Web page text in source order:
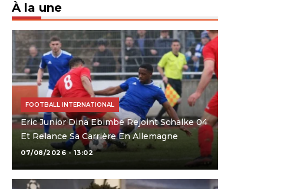
À la une
FOOTBALL INTERNATIONAL
Eric Junior Dina Ebimbe Rejoint Schalke 04
Et Relance Sa Carrière En Allemagne
07/08/2026 - 13:02